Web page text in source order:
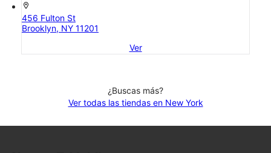
location_on
456 Fulton St
Brooklyn, NY 11201
Ver
¿Buscas más?
Ver todas las tiendas en New York